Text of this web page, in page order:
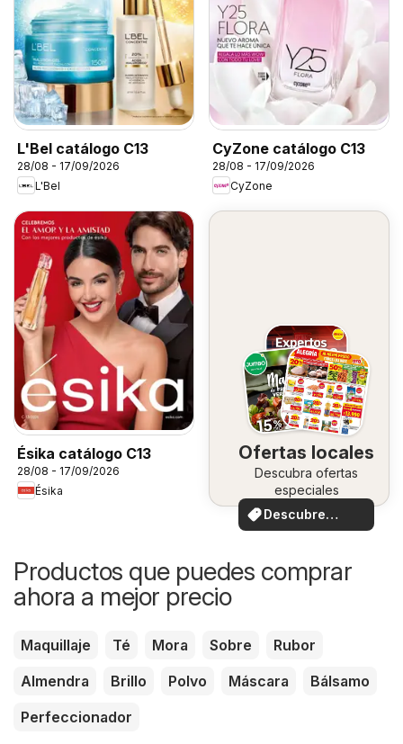
L'Bel catálogo C13
28/08 - 17/09/2026
L'Bel
CyZone catálogo C13
28/08 - 17/09/2026
CyZone
Ésika catálogo C13
28/08 - 17/09/2026
Ésika
Ofertas locales
Descubra ofertas
especiales
Descubre
ofertas
Productos que puedes comprar
ahora a mejor precio
Maquillaje Té Mora Sobre
Rubor
Almendra
Brillo Polvo Máscara
Bálsamo
Perfeccionador